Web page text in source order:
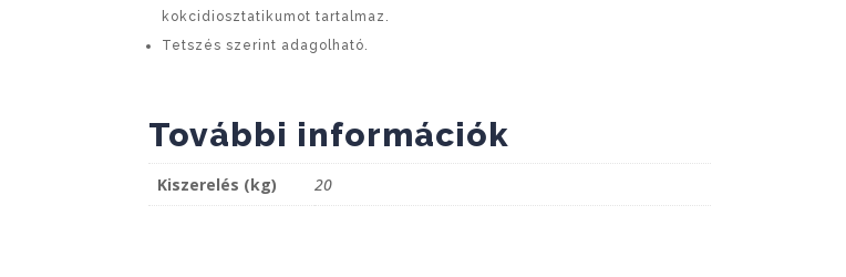
kokcidiosztatikumot tartalmaz.
Tetszés szerint adagolható.
További információk
Kiszerelés (kg) 20